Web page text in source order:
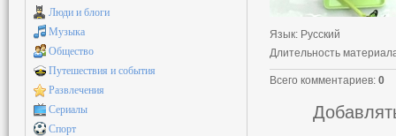
Язык: Русский
Длительность
Всего комментариев: 0
Люди и блоги
Музыка
Общество
Путешествия и события
Развлечения
Сериалы
Спорт